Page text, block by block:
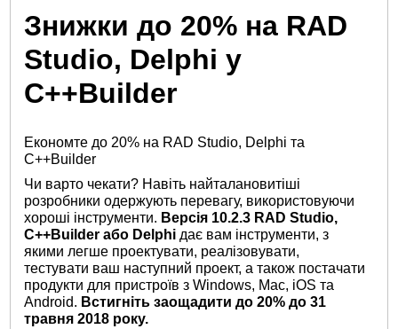
Знижки до 20% на RAD
Studio, Delphi y
C++Builder
Економте до 20% на RAD Studio, Delphi та
C++Builder
Чи варто чекати? Навіть найталановитіші
розробники одержують перевагу, використовуючи
хороші інструменти. Версія 10.2.3 RAD Studio,
C++Builder або Delphi дає вам інструменти, з
якими легше проектувати, реалізовувати,
тестувати ваш наступний проект, а також постачати
продукти для пристроїв з Windows, Mac, iOS та
Android. Встигніть заощадити до 20% до 31
травня 2018 року.